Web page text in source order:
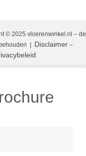
© 2025 vloerenwinkel.nl – de
Disclaimer–